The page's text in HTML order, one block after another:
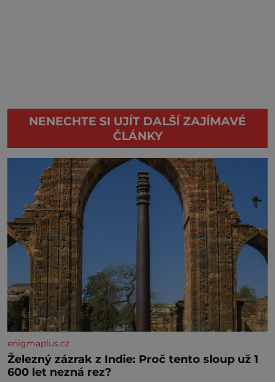
NENECHTE SI UJÍT DALŠÍ ZAJÍMAVÉ
ČLÁNKY
enigmaplus.cz
Železný zázrak z Indie: Proč tento sloup už 1
600 let nezná rez?